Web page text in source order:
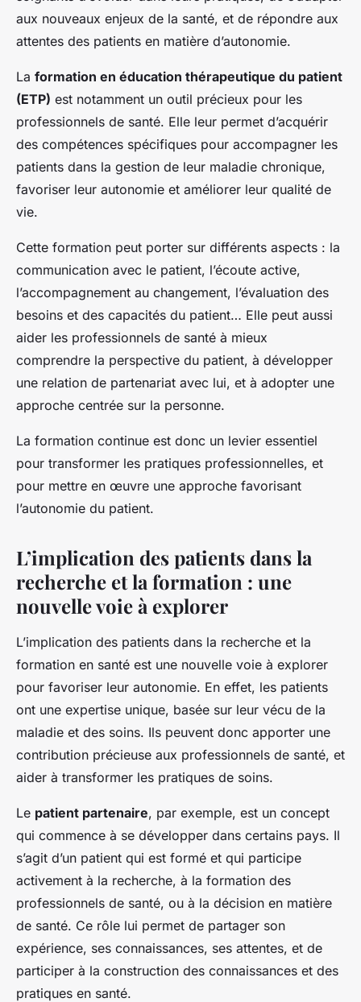
aux nouveaux enjeux de la santé, et de répondre aux
attentes des patients en matière d’autonomie.
La formation en éducation thérapeutique du patient
(ETP) est notamment un outil précieux pour les
professionnels de santé. Elle leur permet d’acquérir
des compétences spécifiques pour accompagner les
patients dans la gestion de leur maladie chronique,
favoriser leur autonomie et améliorer leur qualité de
vie.
Cette formation peut porter sur différents aspects : la
communication avec le patient, l’écoute active,
l’accompagnement au changement, l’évaluation des
besoins et des capacités du patient… Elle peut aussi
aider les professionnels de santé à mieux
comprendre la perspective du patient, à développer
une relation de partenariat avec lui, et à adopter une
approche centrée sur la personne.
La formation continue est donc un levier essentiel
pour transformer les pratiques professionnelles, et
pour mettre en œuvre une approche favorisant
l’autonomie du patient.
L’implication des patients dans la
recherche et la formation : une
nouvelle voie à explorer
L’implication des patients dans la recherche et la
formation en santé est une nouvelle voie à explorer
pour favoriser leur autonomie. En effet, les patients
ont une expertise unique, basée sur leur vécu de la
maladie et des soins. Ils peuvent donc apporter une
contribution précieuse aux professionnels de santé, et
aider à transformer les pratiques de soins.
Le patient partenaire, par exemple, est un concept
qui commence à se développer dans certains pays. Il
s’agit d’un patient qui est formé et qui participe
activement à la recherche, à la formation des
professionnels de santé, ou à la décision en matière
de santé. Ce rôle lui permet de partager son
expérience, ses connaissances, ses attentes, et de
participer à la construction des connaissances et des
pratiques en santé.